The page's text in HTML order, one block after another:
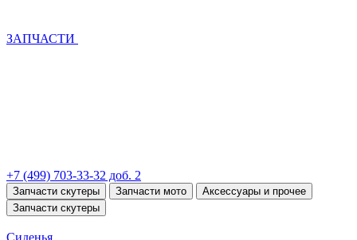
ЗАПЧАСТИ
+7 (499) 703-33-32 доб. 2
Запчасти скутеры Запчасти мото
Аксессуары и прочее
Запчасти скутеры